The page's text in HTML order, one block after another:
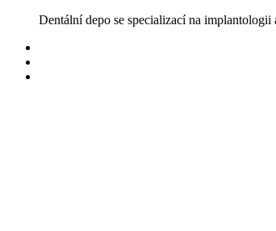
content
Dentální depo se specializací na